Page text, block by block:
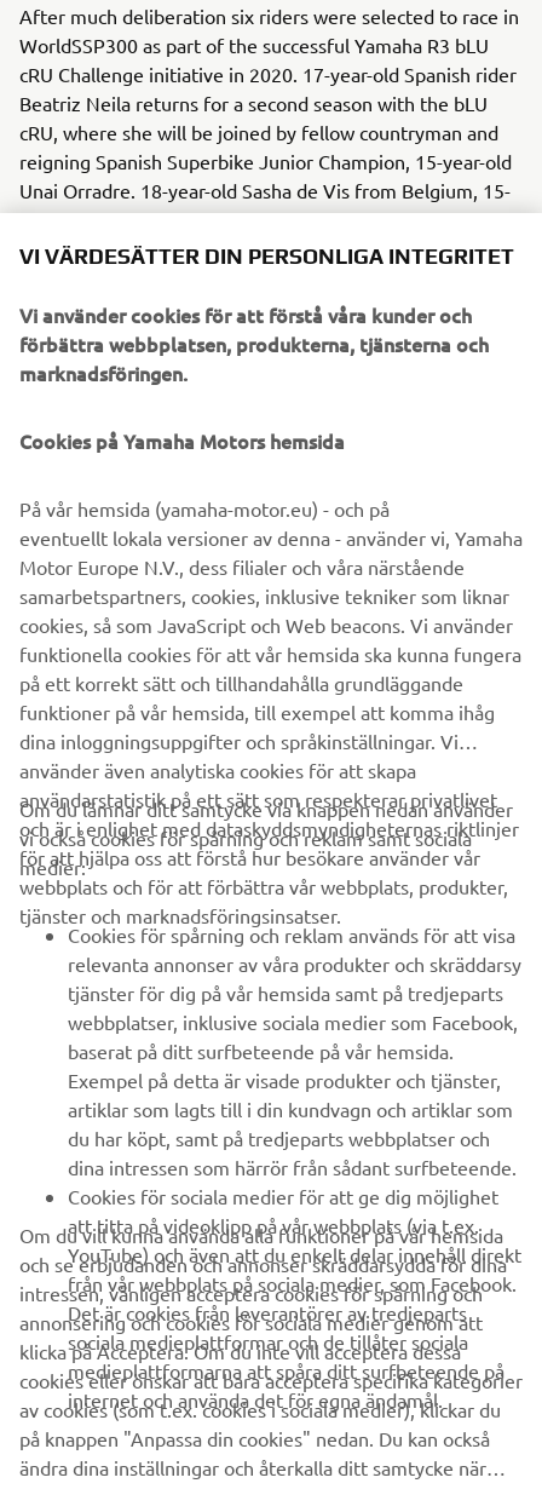
After much deliberation six riders were selected to race in
WorldSSP300 as part of the successful Yamaha R3 bLU
cRU Challenge initiative in 2020. 17-year-old Spanish rider
Beatriz Neila returns for a second season with the bLU
cRU, where she will be joined by fellow countryman and
reigning Spanish Superbike Junior Champion, 15-year-old
Unai Orradre. 18-year-old Sasha de Vis from Belgium, 15-
year-old Alan Kroh from Germany and 17-year-old Italian
Giacomo Mora also join the program, while the inclusion
Bahatin Sofuoglu from Turkey makes for a truly
international bLU cRU line up in 2020.
Yamaha Motor Europe looks forward to assisting all nine
Racing pyramid with enhanced support.
are expected to open at the end of this week, so those
young riders who aspire to be the MX world champions of
the future should keep checking yamaha-racing.com
1/2
FÖRETAG
B2B
UTFORSKA YAMAHA
FAQ & SUPPORT
NYHETSBREV
Bli först att ta del av de senaste erbjudandena, evenemangen,
nyheterna och mycket mer
PRENUMERERA
Läs vår integritetspolicy för att ta reda på hur vi behandlar dina
personuppgifter:
Integritetspolicy
VI VÄRDESÄTTER DIN PERSONLIGA INTEGRITET
Vi använder cookies för att förstå våra kunder och
förbättra webbplatsen, produkterna, tjänsterna och
marknadsföringen.
Cookies på Yamaha Motors hemsida
På vår hemsida (yamaha-motor.eu) - och på
eventuellt lokala versioner av denna - använder vi, Yamaha
Motor Europe N.V., dess filialer och våra närstående
samarbetspartners, cookies, inklusive tekniker som liknar
cookies, så som JavaScript och Web beacons. Vi använder
funktionella cookies för att vår hemsida ska kunna fungera
på ett korrekt sätt och tillhandahålla grundläggande
funktioner på vår hemsida, till exempel att komma ihåg
dina inloggningsuppgifter och språkinställningar. Vi
använder även analytiska cookies för att skapa
användarstatistik på ett sätt som respekterar privatlivet
och är i enlighet med dataskyddsmyndigheternas riktlinjer
för att hjälpa oss att förstå hur besökare använder vår
webbplats och för att förbättra vår webbplats, produkter,
tjänster och marknadsföringsinsatser.
Om du lämnar ditt samtycke via knappen nedan använder
vi också cookies för spårning och reklam samt sociala
medier:
Cookies för spårning och reklam används för att visa
relevanta annonser av våra produkter och skräddarsy
tjänster för dig på vår hemsida samt på tredjeparts
webbplatser, inklusive sociala medier som Facebook,
baserat på ditt surfbeteende på vår hemsida.
Exempel på detta är visade produkter och tjänster,
artiklar som lagts till i din kundvagn och artiklar som
du har köpt, samt på tredjeparts webbplatser och
dina intressen som härrör från sådant surfbeteende.
Cookies för sociala medier för att ge dig möjlighet
att titta på videoklipp på vår webbplats (via t.ex.
YouTube) och även att du enkelt delar innehåll direkt
från vår webbplats på sociala medier, som Facebook.
Det är cookies från leverantörer av tredjeparts
sociala medieplattformar och de tillåter sociala
medieplattformarna att spåra ditt surfbeteende på
internet och använda det för egna ändamål.
Om du vill kunna använda alla funktioner på vår hemsida
och se erbjudanden och annonser skräddarsydda för dina
intressen, vänligen acceptera cookies för spårning och
annonsering och cookies för sociala medier genom att
klicka på Acceptera. Om du inte vill acceptera dessa
cookies eller önskar att bara acceptera specifika kategorier
av cookies (som t.ex. cookies i sociala medier), klickar du
på knappen "Anpassa din cookies" nedan. Du kan också
ändra dina inställningar och återkalla ditt samtycke när